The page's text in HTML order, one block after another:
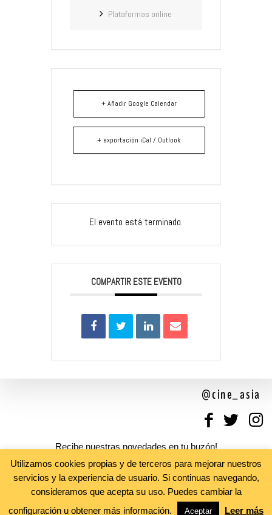
Plataformas online
+ Añadir Google Calendar
+ exportación iCal / Outlook
El evento está terminado.
COMPARTIR ESTE EVENTO
@cine_asia
Recibe nuestras novedades en tu buzón!
Newsletter
Utilizamos cookies propias y de terceros para mejorar nuestros
servicios y la experiencia de usuario. Si continuas navegando,
consideramos que acepta su uso. Puedes cambiar la
configuración u obtener más información.
Aceptar Leer más